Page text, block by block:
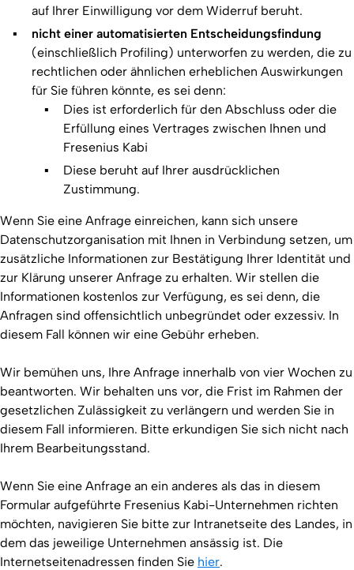
auf Ihrer Einwilligung vor dem Widerruf beruht.
nicht einer automatisierten Entscheidungsfindung
(einschließlich Profiling) unterworfen zu werden, die zu
rechtlichen oder ähnlichen erheblichen Auswirkungen
für Sie führen könnte, es sei denn:
Dies ist erforderlich für den Abschluss oder die
Erfüllung eines Vertrages zwischen Ihnen und
Fresenius Kabi
Diese beruht auf Ihrer ausdrücklichen
Zustimmung.
Wenn Sie eine Anfrage einreichen, kann sich unsere
Datenschutzorganisation mit Ihnen in Verbindung setzen, um
zusätzliche Informationen zur Bestätigung Ihrer Identität und
zur Klärung unserer Anfrage zu erhalten. Wir stellen die
Informationen kostenlos zur Verfügung, es sei denn, die
Anfragen sind offensichtlich unbegründet oder exzessiv. In
diesem Fall können wir eine Gebühr erheben.
Wir bemühen uns, Ihre Anfrage innerhalb von vier Wochen zu
beantworten. Wir behalten uns vor, die Frist im Rahmen der
gesetzlichen Zulässigkeit zu verlängern und werden Sie in
diesem Fall informieren. Bitte erkundigen Sie sich nicht nach
Ihrem Bearbeitungsstand.
Wenn Sie eine Anfrage an ein anderes als das in diesem
Formular aufgeführte Fresenius Kabi-Unternehmen richten
möchten, navigieren Sie bitte zur Intranetseite des Landes, in
dem das jeweilige Unternehmen ansässig ist. Die
Internetseitenadressen finden Sie hier.